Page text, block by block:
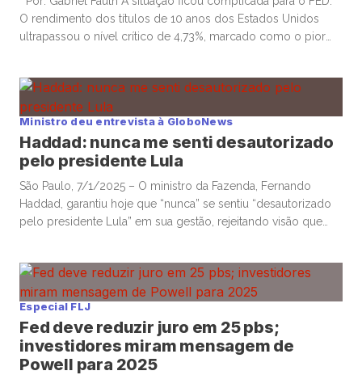
O rendimento dos títulos de 10 anos dos Estados Unidos
ultrapassou o nível crítico de 4,73%, marcado como o pior
venha consistentemente diminuindo, como podemos
observar na […]
Ministro deu entrevista à GloboNews
Haddad: nunca me senti desautorizado
pelo presidente Lula
São Paulo, 7/1/2025 – O ministro da Fazenda, Fernando
Haddad, garantiu hoje que “nunca” se sentiu “desautorizado
pelo presidente Lula” em sua gestão, rejeitando visão que
governo. Em entrevista à GloboNews nesta terça-feira,
Haddad admitiu que houve um erro […]
Especial FLJ
Fed deve reduzir juro em 25 pbs;
investidores miram mensagem de
Powell para 2025